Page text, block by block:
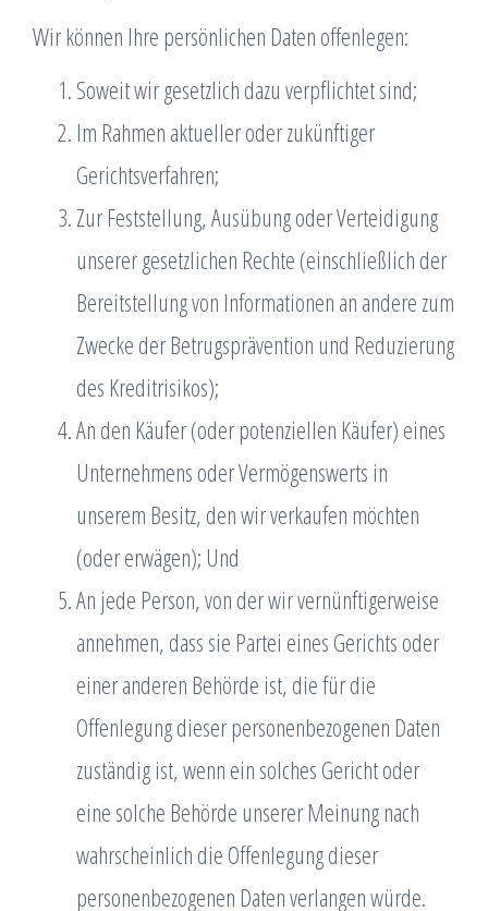
Wir können Ihre persönlichen Daten offenlegen:
Soweit wir gesetzlich dazu verpflichtet sind;
Im Rahmen aktueller oder zukünftiger
Gerichtsverfahren;
Zur Feststellung, Ausübung oder Verteidigung
unserer gesetzlichen Rechte (einschließlich der
Bereitstellung von Informationen an andere zum
Zwecke der Betrugsprävention und Reduzierung
des Kreditrisikos);
An den Käufer (oder potenziellen Käufer) eines
Unternehmens oder Vermögenswerts in
unserem Besitz, den wir verkaufen möchten
(oder erwägen); Und
An jede Person, von der wir vernünftigerweise
annehmen, dass sie Partei eines Gerichts oder
einer anderen Behörde ist, die für die
Offenlegung dieser personenbezogenen Daten
zuständig ist, wenn ein solches Gericht oder
eine solche Behörde unserer Meinung nach
wahrscheinlich die Offenlegung dieser
personenbezogenen Daten verlangen würde.